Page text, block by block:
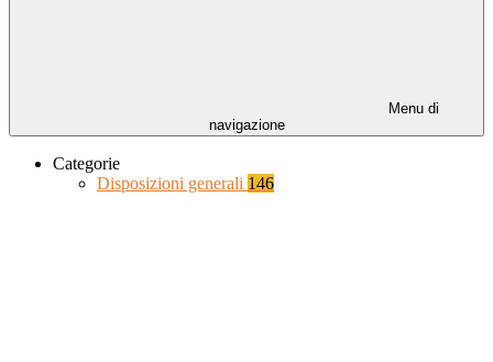
Menu di
navigazione
Categorie
Disposizioni generali 146